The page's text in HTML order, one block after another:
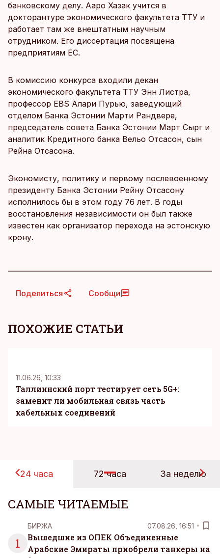
банковскому делу. Ааро Хазак учится в
докторантуре экономического факультета ТТУ и
работает там же внештатным научным
отрудником. Его диссертация посвящена
предприятиям ЕС.
В комиссию конкурса входили декан
экономического факультета ТТУ Энн Листра,
профессор EBS Алари Пурью, заведующий
отделом Банка Эстонии Марти Рандвере,
председатель совета Банка Эстонии Март Сырг и
аналитик Кредитного банка Вельо Отсасон, сын
Рейна Отсасона.
Экономисту, политику и первому послевоенному
президенту Банка Эстонии Рейну Отсасону
исполнилось бы в этом году 76 лет. В годы
восстановления независимости он был также
известен как организатор перехода на эстонскую
крону.
Поделиться Сообщи
ПОХОЖИЕ СТАТЬИ
11.06.26, 10:33
Таллиннский порт тестирует сеть 5G+:
заменит ли мобильная связь часть
кабельных соединений
24 часа 72 часа За неделю
САМЫЕ ЧИТАЕМЫЕ
1
БИРЖА 07.08.26, 16:51
Вышедшие из ОПЕК Объединенные
Арабские Эмираты приобрели танкеры на